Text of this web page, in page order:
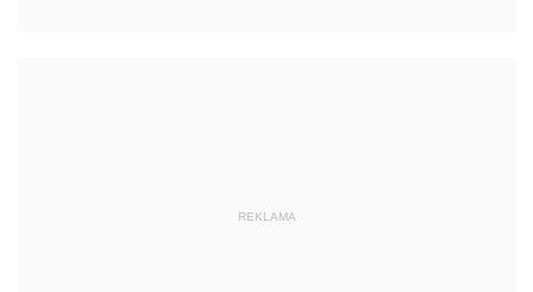
REKLAMA